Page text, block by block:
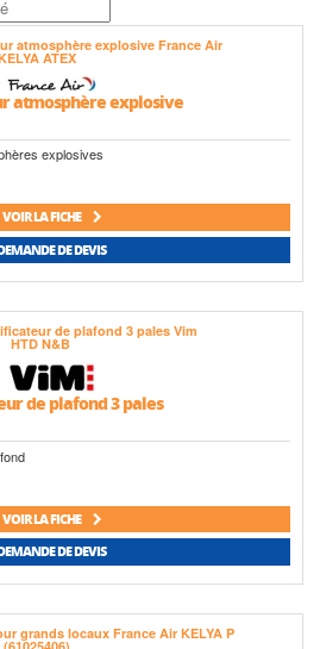
atmosphère explosive
explosives
VOIR LA FICHE
DE DEVIS
de plafond 3 pales
VOIR LA FICHE
DE DEVIS